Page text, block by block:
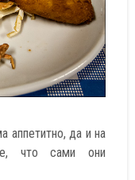
аппетитно, да и на
что сами они